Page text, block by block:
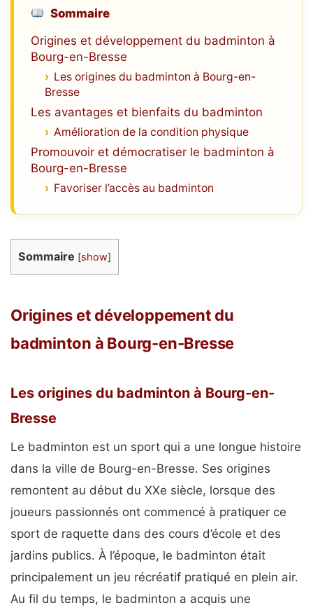
Sommaire
Origines et développement du badminton à
Bourg-en-Bresse
Les origines du badminton à Bourg-en-
Bresse
Les avantages et bienfaits du badminton
Amélioration de la condition physique
Promouvoir et démocratiser le badminton à
Bourg-en-Bresse
Favoriser l’accès au badminton
Sommaire [show]
Origines et développement du
badminton à Bourg-en-Bresse
Les origines du badminton à Bourg-en-
Bresse
Le badminton est un sport qui a une longue histoire
dans la ville de Bourg-en-Bresse. Ses origines
remontent au début du XXe siècle, lorsque des
joueurs passionnés ont commencé à pratiquer ce
sport de raquette dans des cours d’école et des
jardins publics. À l’époque, le badminton était
principalement un jeu récréatif pratiqué en plein air.
Au fil du temps, le badminton a acquis une